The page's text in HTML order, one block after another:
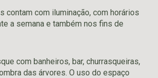
contam com iluminação, com horários
a semana e também nos fins de
com banheiros, bar, churrasqueiras,
das árvores. O uso do espaço